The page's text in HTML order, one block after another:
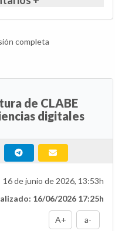
completa
de CLABE
digitales
16 de junio de 2026, 13:53h
16/06/2026 17:25h
A+ a-